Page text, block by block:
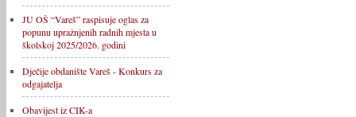
JU OŠ “Vareš” raspisuje oglas za
popunu upražnjenih radnih mjesta u
školskoj 2025/2026. godini
Dječije obdanište Vareš - Konkurs za
odgajatelja
Obavijest iz CIK-a